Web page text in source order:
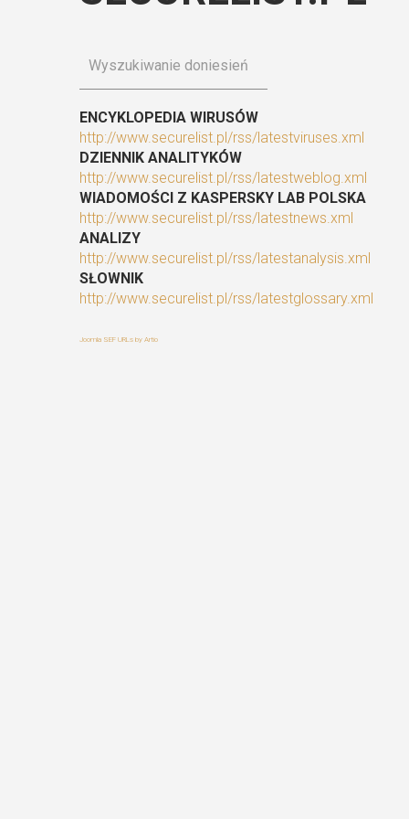
ENCYKLOPEDIA WIRUSÓW
http://www.securelist.pl/rss/latestviruses.xml
DZIENNIK ANALITYKÓW
http://www.securelist.pl/rss/latestweblog.xml
WIADOMOŚCI Z KASPERSKY LAB POLSKA
http://www.securelist.pl/rss/latestnews.xml
ANALIZY
http://www.securelist.pl/rss/latestanalysis.xml
SŁOWNIK
http://www.securelist.pl/rss/latestglossary.xml
Joomla SEF URLs by Artio